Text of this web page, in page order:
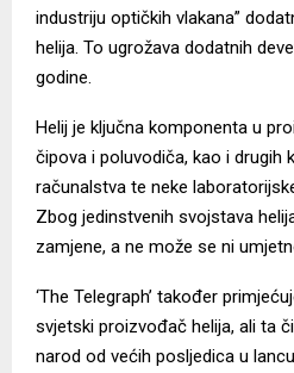
industriju optičkih vlakana”
helija. To ugrožava dodatnih
godine.
Helij je ključna komponenta u
čipova i poluvodiča, kao i drugih
računalstva te neke
Zbog jedinstvenih svojstava
zamjene, a ne može se ni
‘The Telegraph’ također
svjetski proizvođač helija, ali ta
narod od većih posljedica u